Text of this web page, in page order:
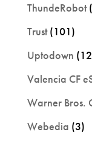
ThundeRobot
Trust(101)
Uptodown
Valencia CF
Warner Bros.
Webedia (3)